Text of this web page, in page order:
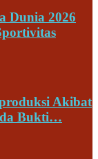
Dunia 2026
Akibat
Bukti…